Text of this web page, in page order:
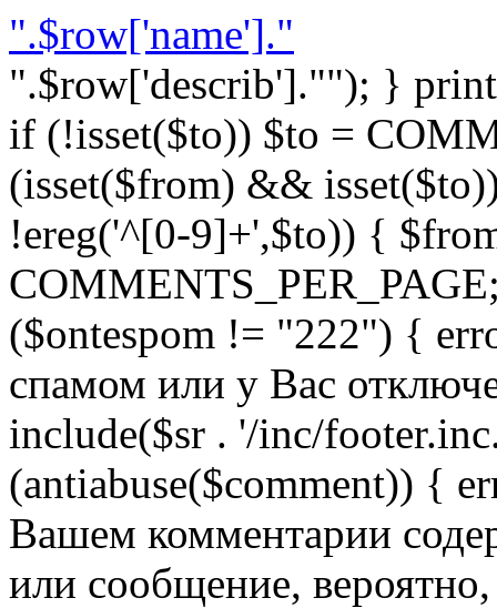
".$row['name']."
".$row['describ'].""); }
if (!isset($to)) $to =
(isset($from) &&
!ereg('^[0-9]+',$to)) {
($ontespom != "222") {
спамом или у Вас
include($sr . '/inc/
(antiabuse($comment)) {
Вашем комментарии
или сообщение,